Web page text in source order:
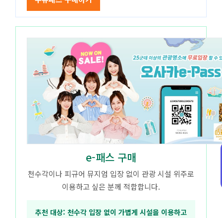
e-패스 구매
천수각이나 피규어 뮤지엄 입장 없이 관광 시설 위주로
이용하고 싶은 분께 적합합니다.
추천 대상: 천수각 입장 없이 가볍게 시설을 이용하고